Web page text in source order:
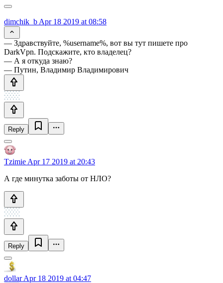
dimchik_b Apr 18 2019 at 08:58
— Здравствуйте, %username%, вот вы тут пишете про
DarkVpn. Подскажите, кто владелец?
— А я откуда знаю?
— Путин, Владимир Владимирович
Reply
Tzimie Apr 17 2019 at 20:43
А где минутка заботы от НЛО?
Reply
dollarApr 18 2019 at 04:47